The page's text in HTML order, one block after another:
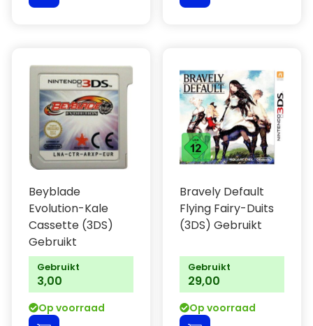
Beyblade
Evolution-Kale
Cassette (3DS)
Gebruikt
Gebruikt
3,00
Op voorraad
Bravely Default
Flying Fairy-Duits
(3DS) Gebruikt
Gebruikt
29,00
Op voorraad